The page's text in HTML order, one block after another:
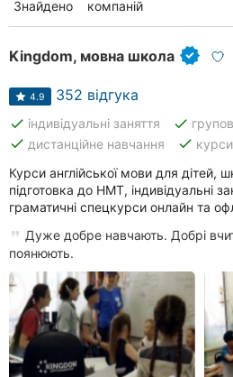
Знайдено компаній
Kingdom, мовна школа
4.9 352 відгука
done індивідуальні заняття done
done дистанційне навчання done
Курси англійської мови для дітей,
підготовка до НМТ, індивідуальні
граматичні спецкурси онлайн та
Дуже добре навчають. Добрі
поянюють.